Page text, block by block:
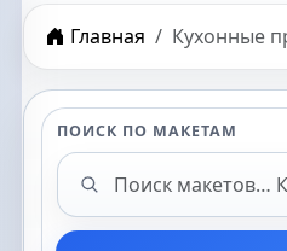
Главная Кухонные
ПОИСК ПО МАКЕТАМ
Поиск макетов